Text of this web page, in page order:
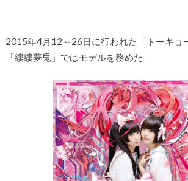
2015年4月12～26日に行われた「トーキョ
「縷縷夢兎」ではモデルを務めた